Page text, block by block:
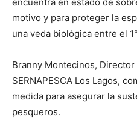
motivo y para proteger la
una veda biológica entre el
Branny Montecinos,
SERNAPESCA Los Lagos,
medida para asegurar la
pesqueros.